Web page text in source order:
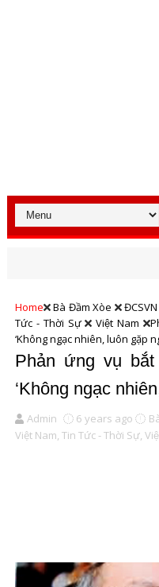
Home Bà Đầm Xòe ĐCSVN
Tức - Thời Sự
Việt Nam
‘Không ngạc nhiên, luôn gặp
Phản ứng vụ
‘Không ngạc
Admin 6 years ago
Việt Nam, Tin Tức - Thời Sự,